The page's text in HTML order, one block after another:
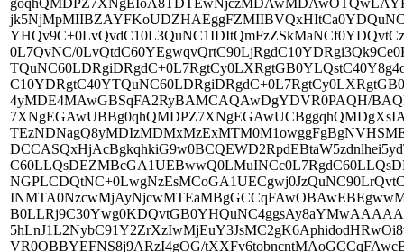
0L7QvNC/
4yMDE4MAwGBSqFA2RyBAMCAQAwDgYDVR0PAQH/
VR0OBBYEFNS8j9ARzI4gOG/